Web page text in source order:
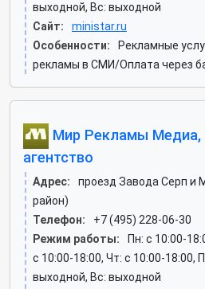
выходной, Вс: выходной
Сайт:
ministar.ru
Особенности:
Рекламные
рекламы в СМИ/Оплата через
Мир Рекламы Медиа,
агентство
Адрес:
проезд Завода Серп и
район)
Телефон:
+7 (495) 228-06-30
Режим работы:
Пн: c 10:00-
c 10:00-18:00, Чт: c 10:00-18:00,
выходной, Вс: выходной